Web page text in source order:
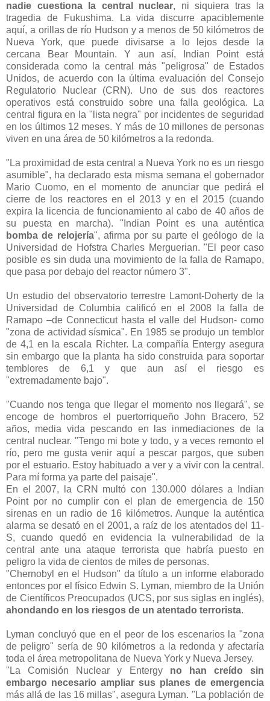
nadie cuestiona la central nuclear, ni siquiera tras la
tragedia de Fukushima. La vida discurre apaciblemente
aquí, a orillas de río Hudson y a menos de 50 kilómetros de
Nueva York, que puede divisarse a lo lejos desde la
cercana Bear Mountain. Y aun así, Indian Point está
considerada como la central más "peligrosa" de Estados
Unidos, de acuerdo con la última evaluación del Consejo
Regulatorio Nuclear (CRN). Uno de sus dos reactores
operativos está construido sobre una falla geológica. La
central figura en la "lista negra" por incidentes de seguridad
en los últimos 12 meses. Y más de 10 millones de personas
viven en una área de 50 kilómetros a la redonda.
"La proximidad de esta central a Nueva York no es un riesgo
asumible", ha declarado esta misma semana el gobernador
Mario Cuomo, en el momento de anunciar que pedirá el
cierre de los reactores en el 2013 y en el 2015 (cuando
expira la licencia de funcionamiento al cabo de 40 años de
su puesta en marcha). "Indian Point es una auténtica
bomba de relojería", afirma por su parte el geólogo de la
Universidad de Hofstra Charles Merguerian. "El peor caso
posible es sin duda una movimiento de la falla de Ramapo,
que pasa por debajo del reactor número 3".
Un estudio del observatorio terrestre Lamont-Doherty de la
Universidad de Columbia calificó en el 2008 la falla de
Ramapo –de Connecticut hasta el valle del Hudson- como
"zona de actividad sísmica". En 1985 se produjo un temblor
de 4,1 en la escala Richter. La compañía Entergy asegura
sin embargo que la planta ha sido construida para soportar
temblores de 6,1 y que aun así el riesgo es
"extremadamente bajo".
"Cuando nos tenga que llegar el momento nos llegará", se
encoge de hombros el puertorriqueño John Bracero, 52
años, media vida pescando en las inmediaciones de la
central nuclear. "Tengo mi bote y todo, y a veces remonto el
río, pero me gusta venir aquí a pescar pargos, que suben
por el estuario. Estoy habituado a ver y a vivir con la central.
Para mí forma ya parte del paisaje".
En el 2007, la CRN multó con 130.000 dólares a Indian
Point por no cumplir con el plan de emergencia de 150
sirenas en un radio de 16 kilómetros. Aunque la auténtica
alarma se desató en el 2001, a raíz de los atentados del 11-
S, cuando quedó en evidencia la vulnerabilidad de la
central ante una ataque terrorista que habría puesto en
peligro la vida de cientos de miles de personas.
"Chernobyl en el Hudson" da título a un informe elaborado
entonces por el físico Edwin S. Lyman, miembro de la Unión
de Científicos Preocupados (UCS, por sus siglas en inglés),
ahondando en los riesgos de un atentado terrorista.
Lyman concluyó que en el peor de los escenarios la "zona
de peligro" sería de 90 kilómetros a la redonda y afectaría
toda el área metropolitana de Nueva York y Nueva Jersey.
"La Comisión Nuclear y Entergy no han creído sin
embargo necesario ampliar sus planes de emergencia
más allá de las 16 millas", asegura Lyman. "La población de